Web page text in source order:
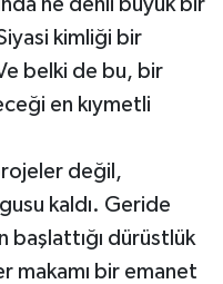
Siyasi kimliği bir
Ve belki de bu, bir
en kıymetli
değil,
kaldı. Geride
başlattığı dürüstlük
makamı bir emanet